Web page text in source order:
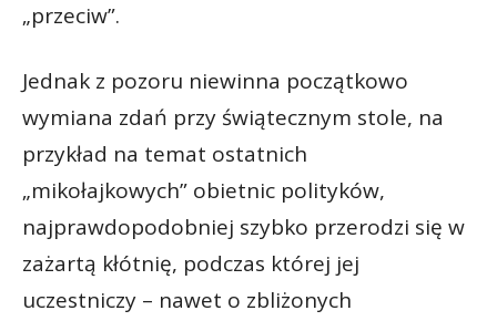
„przeciw”.
Jednak z pozoru niewinna początkowo
wymiana zdań przy świątecznym stole, na
przykład na temat ostatnich
„mikołajkowych” obietnic polityków,
najprawdopodobniej szybko przerodzi się w
zażartą kłótnię, podczas której jej
uczestniczy – nawet o zbliżonych